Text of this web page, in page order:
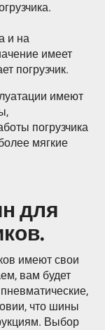
и на
имеет
погрузчик.
имеют
погрузчика
мягкие
для
имеют свои
вам будет
что шины
Выбор